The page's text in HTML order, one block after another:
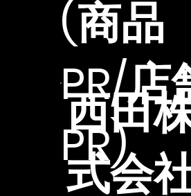
(商品
PR/店
PR)
西田
式会